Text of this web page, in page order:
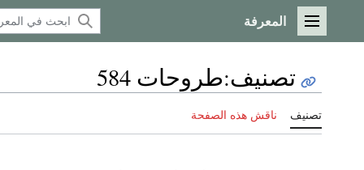
القائمة الرئيسية
المعرفة
تصنيف:طروحات 584
تصنيف ناقش هذه الصفحة